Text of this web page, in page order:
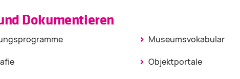
Dokumentieren
Museumsvokabular
Objektportale